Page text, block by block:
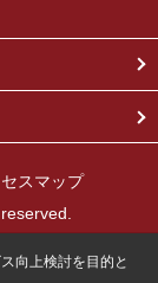
スマップ
向上検討を目的と